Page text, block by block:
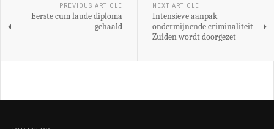
PREVIOUS ARTICLE
Eerste cum laude diploma
gehaald
NEXT ARTICLE
Intensieve aanpak
ondermijnende criminaliteit
Zuiden wordt doorgezet